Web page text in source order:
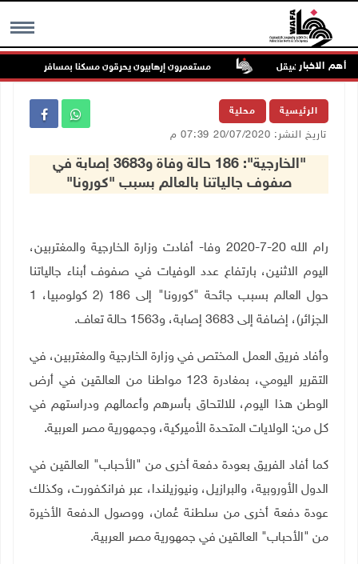
MENU أهم الاخبار
مقابل الشيقل مستعمرون إرهابيون يحرقون مسكنا بمسافر يطا جنوب
الرئيسية محلية
تاريخ النشر: 20/07/2020 07:39 م
"الخارجية": 186 حالة وفاة و3683 إصابة في
صفوف جالياتنا بالعالم بسبب "كورونا"
رام الله 20-7-2020 وفا- أفادت وزارة الخارجية والمغتربين،
اليوم الاثنين، بارتفاع عدد الوفيات في صفوف أبناء جالياتنا
حول العالم بسبب جائحة "كورونا" إلى 186 (2 كولومبيا، 1
الجزائر)، إضافة إلى 3683 إصابة، و1563 حالة تعاف.
وأفاد فريق العمل المختص في وزارة الخارجية والمغتربين، في
التقرير اليومي، بمغادرة 123 مواطنا من العالقين في أرض
الوطن هذا اليوم، للالتحاق بأسرهم وأعمالهم ودراستهم في
كل من: الولايات المتحدة الأميركية، وجمهورية مصر العربية.
كما أفاد الفريق بعودة دفعة أخرى من "الأحباب" العالقين في
الدول الأوروبية، والبرازيل، ونيوزيلندا، عبر فرانكفورت، وكذلك
عودة دفعة أخرى من سلطنة عُمان، ووصول الدفعة الأخيرة
من "الأحباب" العالقين في جمهورية مصر العربية.